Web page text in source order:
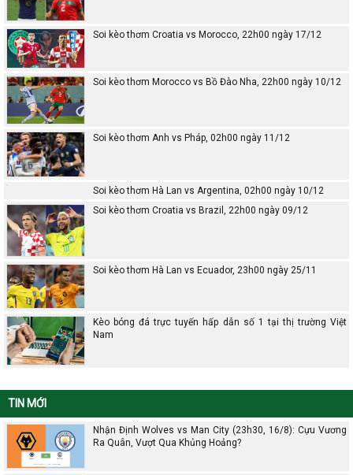
Soi kèo thơm Croatia vs Morocco, 22h00 ngày 17/12
Soi kèo thơm Morocco vs Bồ Đào Nha, 22h00 ngày 10/12
Soi kèo thơm Anh vs Pháp, 02h00 ngày 11/12
Soi kèo thơm Hà Lan vs Argentina, 02h00 ngày 10/12
Soi kèo thơm Croatia vs Brazil, 22h00 ngày 09/12
Soi kèo thơm Hà Lan vs Ecuador, 23h00 ngày 25/11
Kèo bóng đá trực tuyến hấp dẫn số 1 tại thị trường Việt
Nam
TIN MỚI
Nhận Định Wolves vs Man City (23h30, 16/8): Cựu Vương
Ra Quân, Vượt Qua Khủng Hoảng?